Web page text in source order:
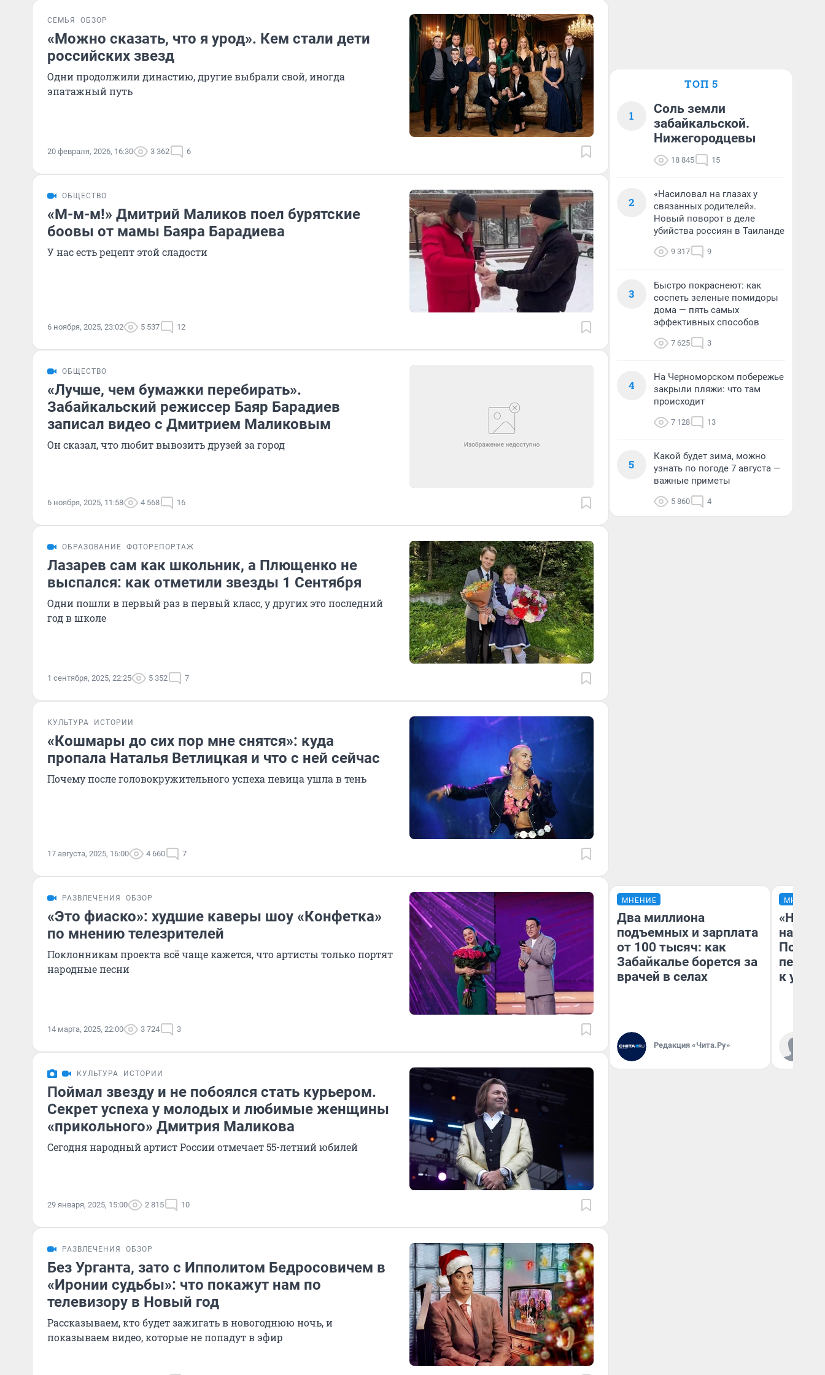
СЕМЬЯ ОБЗОР
«Можно сказать, что я урод». Кем стали дети
российских звезд
Одни продолжили династию, другие выбрали свой, иногда
эпатажный путь
20 февраля, 2026, 16:30 3 362 6
ОБЩЕСТВО
«М-м-м!» Дмитрий Маликов поел бурятские
боовы от мамы Баяра Барадиева
У нас есть рецепт этой сладости
6 ноября, 2025, 23:02 5 537 12
ОБЩЕСТВО
«Лучше, чем бумажки перебирать».
Забайкальский режиссер Баяр Барадиев
записал видео с Дмитрием Маликовым
Он сказал, что любит вывозить друзей за город
6 ноября, 2025, 11:58 4 568 16
ОБРАЗОВАНИЕ ФОТОРЕПОРТАЖ
Лазарев сам как школьник, а Плющенко не
выспался: как отметили звезды 1 Сентября
Одни пошли в первый раз в первый класс, у других это последний
год в школе
1 сентября, 2025, 22:25 5 352 7
КУЛЬТУРА ИСТОРИИ
«Кошмары до сих пор мне снятся»: куда
пропала Наталья Ветлицкая и что с ней сейчас
Почему после головокружительного успеха певица ушла в тень
17 августа, 2025, 16:00 4 660 7
РАЗВЛЕЧЕНИЯ ОБЗОР
«Это фиаско»: худшие каверы шоу «Конфетка»
по мнению телезрителей
Поклонникам проекта всё чаще кажется, что артисты только портят
народные песни
14 марта, 2025, 22:00 3 724 3
КУЛЬТУРА ИСТОРИИ
Поймал звезду и не побоялся стать курьером.
Секрет успеха у молодых и любимые женщины
«прикольного» Дмитрия Маликова
Сегодня народный артист России отмечает 55-летний юбилей
29 января, 2025, 15:00 2 815 10
РАЗВЛЕЧЕНИЯ ОБЗОР
Без Урганта, зато с Ипполитом Бедросовичем в
«Иронии судьбы»: что покажут нам по
телевизору в Новый год
Рассказываем, кто будет зажигать в новогоднюю ночь, и
показываем видео, которые не попадут в эфир
ТОП 5
1
Соль земли
забайкальской.
Нижегородцевы
18 845 15
2
«Насиловал на глазах у
связанных родителей».
Новый поворот в деле
убийства россиян в Таиланде
9 317 9
3
Быстро покраснеют: как
соспеть зеленые помидоры
дома — пять самых
эффективных способов
7 625 3
4
На Черноморском побережье
закрыли пляжи: что там
происходит
7 128 13
5
Какой будет зима, можно
узнать по погоде 7 августа —
важные приметы
5 860 4
МНЕНИЕ
Два миллиона
подъемных и зарплата
от 100 тысяч: как
Забайкалье борется за
врачей в селах
Редакция «Чита.Ру»
МНЕНИЕ
«Надо
надо
к